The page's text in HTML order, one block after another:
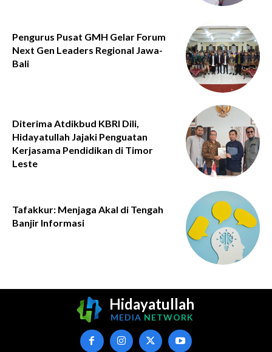
Pengurus Pusat GMH Gelar Forum
Next Gen Leaders Regional Jawa-
Bali
Diterima Atdikbud KBRI Dili,
Hidayatullah Jajaki Penguatan
Kerjasama Pendidikan di Timor
Leste
Tafakkur: Menjaga Akal di Tengah
Banjir Informasi
Hidayatullah
MEDIA NETWORK